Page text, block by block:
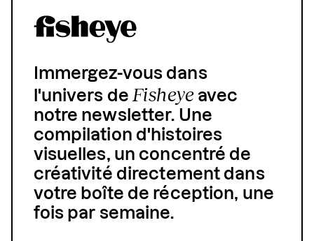
Immergez-vous dans
l'univers de Fisheyeavec
notre newsletter. Une
compilation d'histoires
visuelles, un concentré de
créativité directement dans
votre boîte de réception, une
fois par semaine.